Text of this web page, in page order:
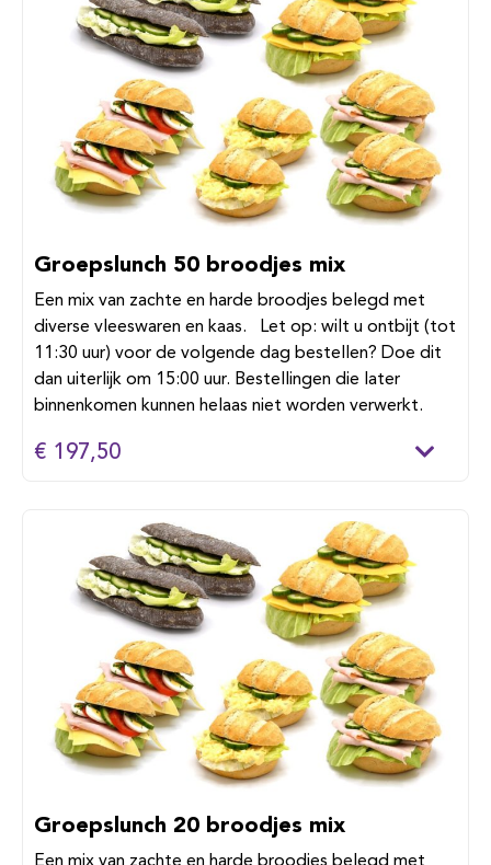
Groepslunch 50 broodjes mix
Een mix van zachte en harde broodjes belegd met
diverse vleeswaren en kaas. Let op: wilt u ontbijt (tot
11:30 uur) voor de volgende dag bestellen? Doe dit
dan uiterlijk om 15:00 uur. Bestellingen die later
binnenkomen kunnen helaas niet worden verwerkt.
€ 197,50
Groepslunch 20 broodjes mix